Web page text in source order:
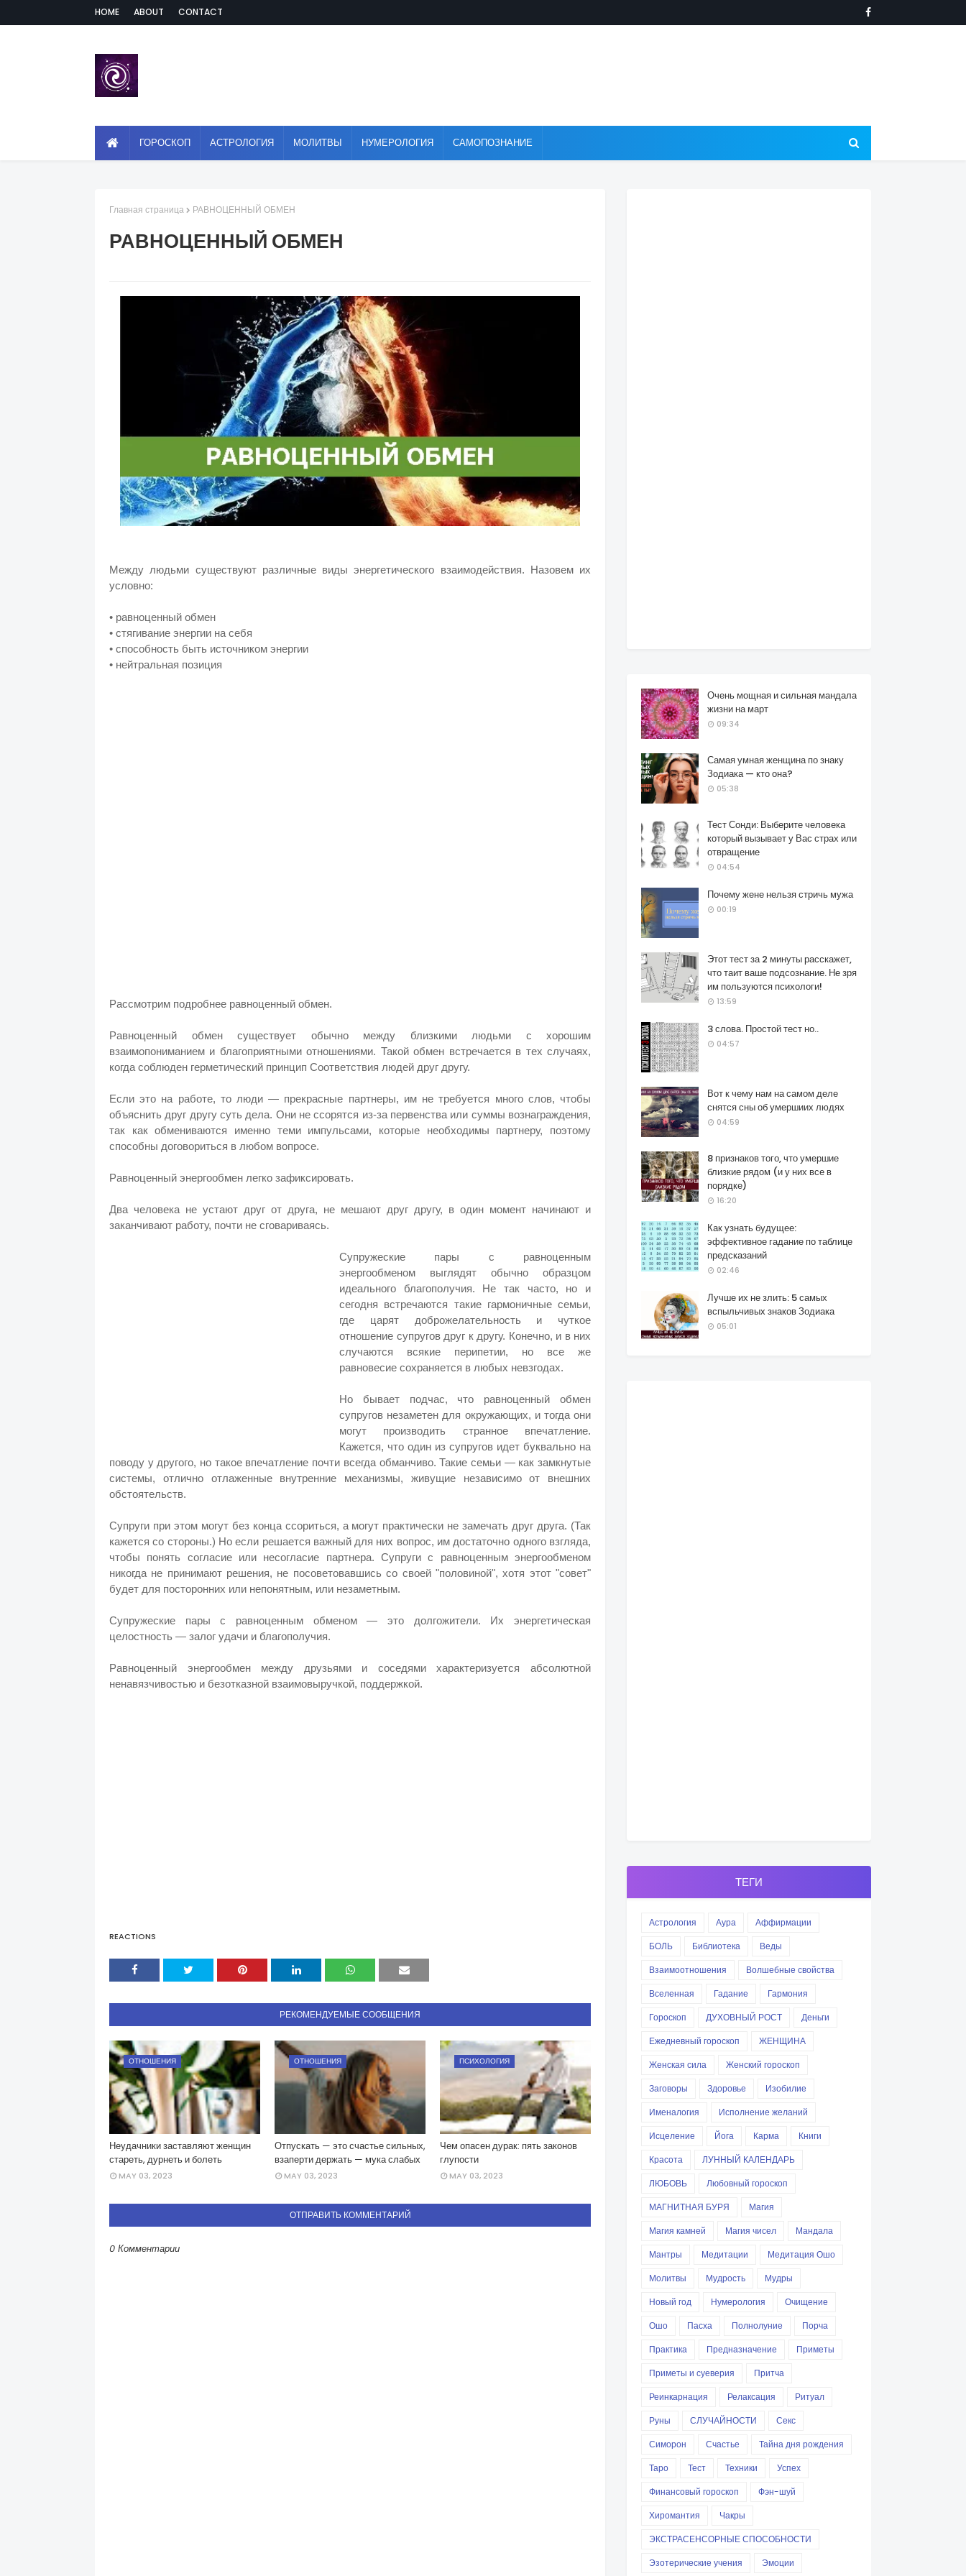
HOME ABOUT CONTACT
ГОРОСКОП АСТРОЛОГИЯ МОЛИТВЫ НУМЕРОЛОГИЯ САМОПОЗНАНИЕ
Главная страница РАВНОЦЕННЫЙ ОБМЕН
РАВНОЦЕННЫЙ ОБМЕН
Между людьми существуют различные виды энергетического взаимодействия. Назовем их
условно:
• равноценный обмен
• стягивание энергии на себя
• способность быть источником энергии
• нейтральная позиция
Рассмотрим подробнее равноценный обмен.
Равноценный обмен существует обычно между близкими людьми с хорошим
взаимопониманием и благоприятными отношениями. Такой обмен встречается в тех случаях,
когда соблюден герметический принцип Соответствия людей друг другу.
Если это на работе, то люди — прекрасные партнеры, им не требуется много слов, чтобы
объяснить друг другу суть дела. Они не ссорятся из-за первенства или суммы вознаграждения,
так как обмениваются именно теми импульсами, которые необходимы партнеру, поэтому
способны договориться в любом вопросе.
Равноценный энергообмен легко зафиксировать.
Два человека не устают друг от друга, не мешают друг другу, в один момент начинают и
заканчивают работу, почти не сговариваясь.
Супружеские пары с равноценным
энергообменом выглядят обычно образцом
идеального благополучия. Не так часто, но и
сегодня встречаются такие гармоничные семьи,
где царят доброжелательность и чуткое
отношение супругов друг к другу. Конечно, и в них
случаются всякие перипетии, но все же
равновесие сохраняется в любых невзгодах.
Но бывает подчас, что равноценный обмен
супругов незаметен для окружающих, и тогда они
могут производить странное впечатление.
Кажется, что один из супругов идет буквально на
поводу у другого, но такое впечатление почти всегда обманчиво. Такие семьи — как замкнутые
системы, отлично отлаженные внутренние механизмы, живущие независимо от внешних
обстоятельств.
Супруги при этом могут без конца ссориться, а могут практически не замечать друг друга. (Так
кажется со стороны.) Но если решается важный для них вопрос, им достаточно одного взгляда,
чтобы понять согласие или несогласие партнера. Супруги с равноценным энергообменом
никогда не принимают решения, не посоветовавшись со своей "половиной", хотя этот "совет"
будет для посторонних или непонятным, или незаметным.
Супружеские пары с равноценным обменом — это долгожители. Их энергетическая
целостность — залог удачи и благополучия.
Равноценный энергообмен между друзьями и соседями характеризуется абсолютной
ненавязчивостью и безотказной взаимовыручкой, поддержкой.
REACTIONS
РЕКОМЕНДУЕМЫЕ СООБЩЕНИЯ
ОТНОШЕНИЯ
Неудачники заставляют женщин
стареть, дурнеть и болеть
MAY 03, 2023
ОТНОШЕНИЯ
Отпускать — это счастье сильных,
взаперти держать — мука слабых
MAY 03, 2023
ПСИХОЛОГИЯ
Чем опасен дурак: пять законов
глупости
MAY 03, 2023
ОТПРАВИТЬ КОММЕНТАРИЙ
0 Комментарии
Очень мощная и сильная мандала
жизни на март
09:34
Самая умная женщина по знаку
Зодиака — кто она?
05:38
Тест Сонди: Выберите человека
который вызывает у Вас страх или
отвращение
04:54
Почему жене нельзя стричь мужа
00:19
Этот тест за 2 минуты расскажет,
что таит ваше подсознание. Не зря
им пользуются психологи!
13:59
3 слова. Простой тест но..
04:57
Вот к чему нам на самом деле
снятся сны об умершиих людях
04:59
8 признаков того, что умершие
близкие рядом (и у них все в
порядке)
16:20
Как узнать будущее:
эффективное гадание по таблице
предсказаний
02:46
Лучше их не злить: 5 самых
вспыльчивых знаков Зодиака
05:01
ТЕГИ
Астрология Аура
Аффирмации
БОЛЬ
Библиотека
Веды
Взаимоотношения
Волшебные свойства
Вселенная
Гадание
Гармония
Гороскоп
ДУХОВНЫЙ РОСТ
Деньги
Ежедневный гороскоп
ЖЕНЩИНА
Женская сила
Женский гороскоп
Заговоры
Здоровье
Изобилие
Именалогия
Исполнение желаний
Исцеление
Йога Карма
Книги
Красота
ЛУННЫЙ КАЛЕНДАРЬ
ЛЮБОВЬ
Любовный гороскоп
МАГНИТНАЯ БУРЯ
Магия
Магия камней
Магия чисел
Мандала
Мантры
Медитации
Медитация Ошо
Молитвы
Мудрость
Мудры
Новый год
Нумерология
Очищение
Ошо
Пасха Полнолуние
Порча
Практика
Предназначение
Приметы
Приметы и суеверия
Притча
Реинкарнация
Релаксация
Ритуал
Руны
СЛУЧАЙНОСТИ
Секс
Симорон
Счастье
Тайна дня рождения
Таро
Тест Техники
Успех
Финансовый гороскоп
Фэн-шуй
Хиромантия
Чакры
ЭКСТРАСЕНСОРНЫЕ СПОСОБНОСТИ
Эзотерические учения
Эмоции